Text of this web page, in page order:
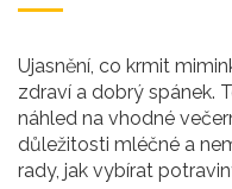
Ujasnění, co krmit
zdraví a dobrý spánek.
náhled na vhodné
důležitosti mléčné a
rady, jak vybírat